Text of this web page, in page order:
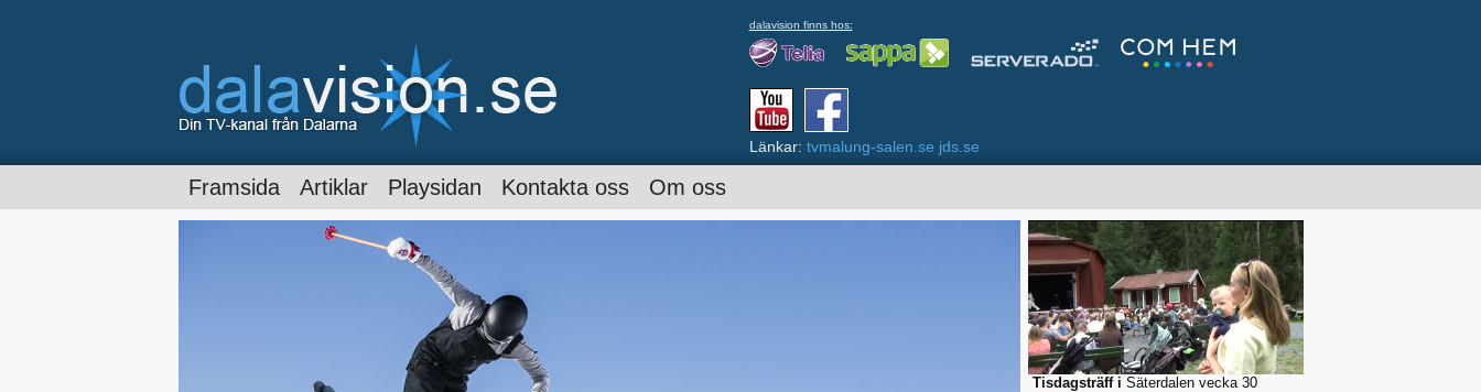
dalavision finns hos:
Länkar: tvmalung-salen.se jds.se
Framsida Artiklar Playsidan Kontakta oss Om oss
Tisdagsträff i Säterdalen vecka 30